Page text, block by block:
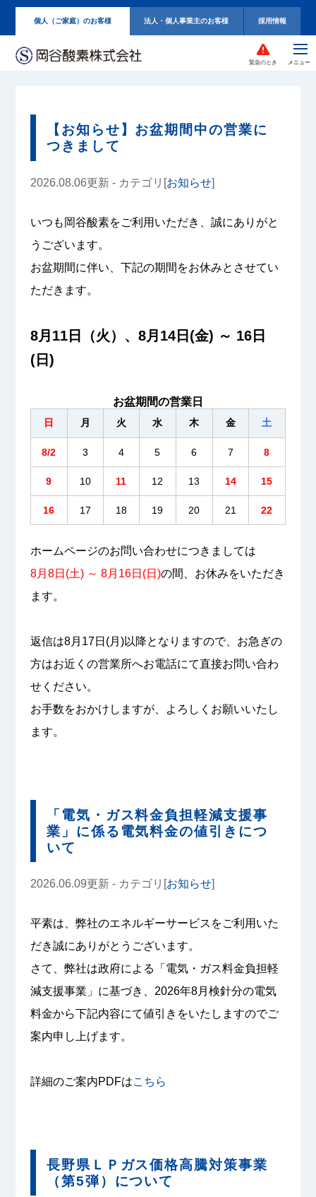
個人（ご家庭）のお客様 法人・個人事業主のお客様 採用情報
緊急のとき
【お知らせ】お盆期間中の営業に
つきまして
2026.08.06更新 - カテゴリ[お知らせ]
いつも岡谷酸素をご利用いただき、誠にありがと
うございます。
お盆期間に伴い、下記の期間をお休みとさせてい
ただきます。
8月11日（火）、8月14日(金) ～ 16日
(日)
お盆期間の営業日
日 月 火 水 木 金 土
8/2 3 4 5 6 7 8
9 10 11 12 13 14 15
16 17 18 19 20 21 22
ホームページのお問い合わせにつきましては
8月8日(土) ～ 8月16日(日)の間、お休みをいただき
ます。
返信は8月17日(月)以降となりますので、お急ぎの
方はお近くの営業所へお電話にて直接お問い合わ
せください。
お手数をおかけしますが、よろしくお願いいたし
ます。
「電気・ガス料金負担軽減支援事
業」に係る電気料金の値引きにつ
いて
2026.06.09更新 - カテゴリ[お知らせ]
平素は、弊社のエネルギーサービスをご利用いた
だき誠にありがとうございます。
さて、弊社は政府による「電気・ガス料金負担軽
減支援事業」に基づき、2026年8月検針分の電気
料金から下記内容にて値引きをいたしますのでご
案内申し上げます。
詳細のご案内PDFはこちら
長野県ＬＰガス価格高騰対策事業
（第5弾）について